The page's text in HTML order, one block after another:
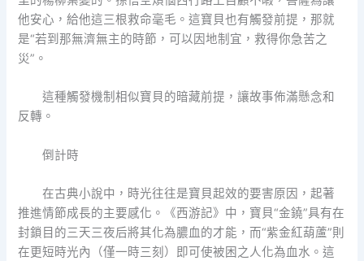
他安心，給他這三根救命毫毛。這寶貝也有觸發前提，那就
是“若到那無濟無主的時節，可以因地制宜，救得你急苦之
災”。
這種觸發機制相似寶貝的暗藏前提，讓故事佈滿懸念和
反轉。
倒計時
在古典小說中，時光往往是寶貝起效的要害原因，起著
推進情節成長的主要感化。《西游記》中，寶貝“金鐃”具有在
封鎖目的三天三夜后將其化為膿血的才能，而“紫金紅葫蘆”則
在更短時光內（僅一時三刻）即可使被困之人化為血水。這